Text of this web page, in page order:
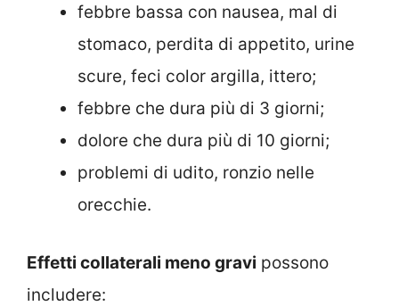
febbre bassa con nausea, mal di
stomaco, perdita di appetito, urine
scure, feci color argilla, ittero;
febbre che dura più di 3 giorni;
dolore che dura più di 10 giorni;
problemi di udito, ronzio nelle
orecchie.
Effetti collaterali meno gravi possono
includere: